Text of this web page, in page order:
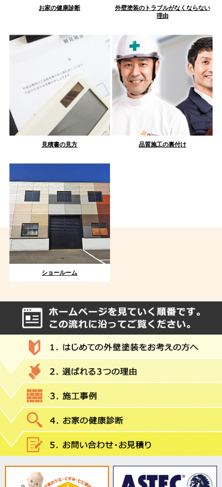
お家の健康診断
外壁塗装のトラブルがなくならない
理由
見積書の見方 品質施工の裏付け
ショールーム